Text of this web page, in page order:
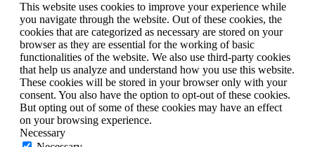
This website uses cookies to improve your experience while
you navigate through the website. Out of these cookies, the
cookies that are categorized as necessary are stored on your
browser as they are essential for the working of basic
functionalities of the website. We also use third-party cookies
that help us analyze and understand how you use this website.
These cookies will be stored in your browser only with your
consent. You also have the option to opt-out of these cookies.
But opting out of some of these cookies may have an effect
on your browsing experience.
Necessary